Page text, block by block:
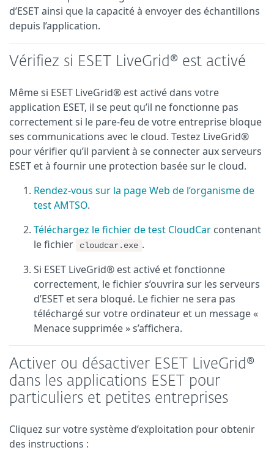
d’ESET ainsi que la capacité à envoyer des échantillons
depuis l’application.
Vérifiez si ESET LiveGrid® est activé
Même si ESET LiveGrid® est activé dans votre
application ESET, il se peut qu’il ne fonctionne pas
correctement si le pare-feu de votre entreprise bloque
ses communications avec le cloud. Testez LiveGrid®
pour vérifier qu’il parvient à se connecter aux serveurs
ESET et à fournir une protection basée sur le cloud.
Rendez-vous sur la page Web de l’organisme de
test AMTSO.
Téléchargez le fichier de test CloudCar contenant
le fichier
cloudcar.exe .
Si ESET LiveGrid® est activé et fonctionne
correctement, le fichier s’ouvrira sur les serveurs
d’ESET et sera bloqué. Le fichier ne sera pas
téléchargé sur votre ordinateur et un message «
Menace supprimée » s’affichera.
Activer ou désactiver ESET LiveGrid®
dans les applications ESET pour
particuliers et petites entreprises
Cliquez sur votre système d’exploitation pour obtenir
des instructions :